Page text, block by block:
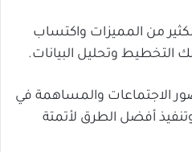
من المميزات واكتساب
التخطيط وتحليل البيانات.
الاجتماعات والمساهمة في
أفضل الطرق لأتمتة